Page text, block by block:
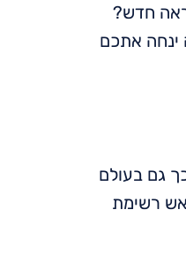
חדש?
ינחה אתכם
גם בעולם
רשימת